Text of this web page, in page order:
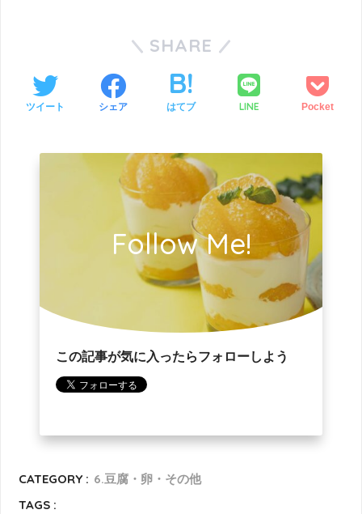
SHARE
ツイート シェア はてブ LINE Pocket
Follow Me!
この記事が気に入ったらフォローしよう
CATEGORY : 6.豆腐・卵・その他
TAGS :